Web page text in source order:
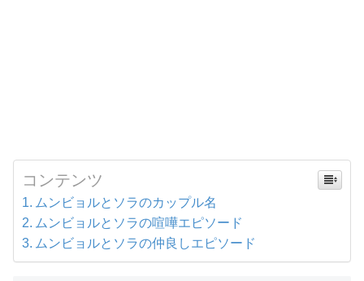
コンテンツ
ムンビョルとソラのカップル名
ムンビョルとソラの喧嘩エピソード
ムンビョルとソラの仲良しエピソード